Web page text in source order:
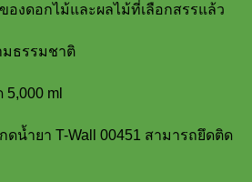
งดอกไม้และผลไม้ที่เลือกสรรแล้ว
มธรรมชาติ
ml
น้ำยา T-Wall 00451 สามารถยึดติด